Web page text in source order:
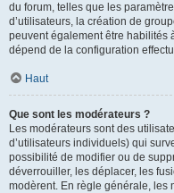
du forum, telles que les
d’utilisateurs, la création de
peuvent également être habilités
dépend de la configuration
Haut
Que sont les modérateurs ?
Les modérateurs sont des
d’utilisateurs individuels) qui
possibilité de modifier ou de
déverrouiller, les déplacer, les
modèrent. En règle générale, les